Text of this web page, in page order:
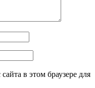
в этом браузере для